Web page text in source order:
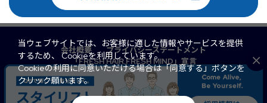
会社概要
プライバシーステートメント
「FRESH HAIR,FRESH MIND」宣言
マルチステークホルダー方針
QB PREMIUM
FaSS
訪問理美容 サイトマップ
当ウェブサイトでは、お客様に適した情報やサービスを提供
するため、 Cookieを利用しています。
Cookieの利用に同意いただける場合は「同意する」ボタンを
クリック願います。